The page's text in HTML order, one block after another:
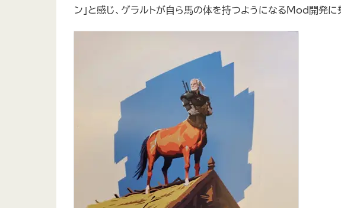
ン」と感じ、ゲラルトが自ら馬の体を持つようになるMod開発に